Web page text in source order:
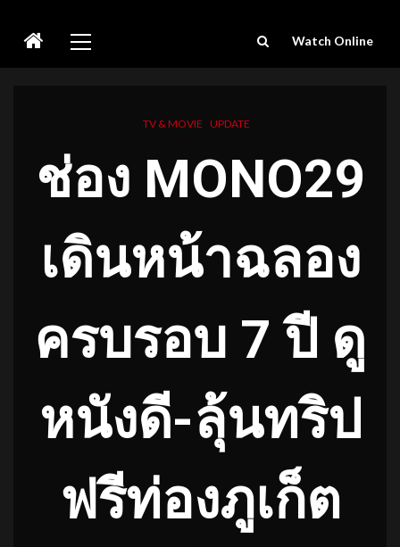
Menu
Watch Online
TV & MOVIE UPDATE
ช่อง MONO29
เดินหน้าฉลอง
ครบรอบ 7 ปี ดู
หนังดี-ลุ้นทริป
ฟรีท่องภูเก็ต